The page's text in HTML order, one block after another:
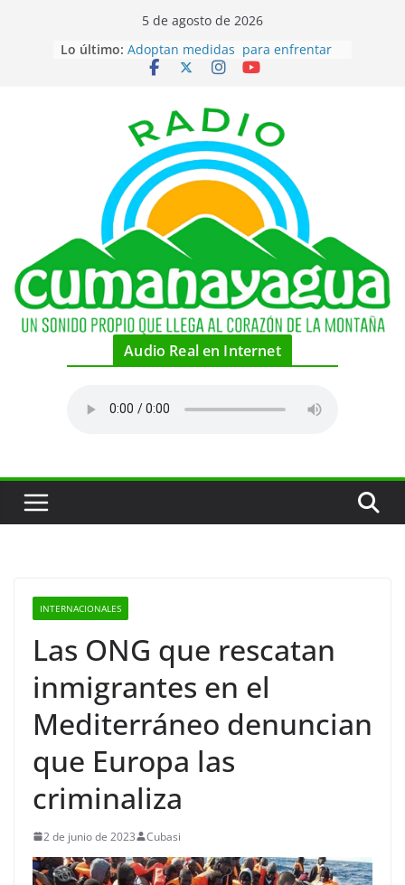
5 de agosto de 2026
Lo último: Adoptan medidas para enfrentar
desabastecimiento de combustible
Coordina FMC, celebraciones por
su cumpleaños en la localidad
Piragüistas cubanos por medallas
hoy en canotaje de Santo Domingo
2026
Estadounidenses rechazan
narrativa de Cuba como amenaza
Recibe condecoración australiano
amigo de Cuba
Audio Real en Internet
INTERNACIONALES
Las ONG que rescatan
inmigrantes en el
Mediterráneo denuncian
que Europa las
criminaliza
2 de junio de 2023 Cubasi